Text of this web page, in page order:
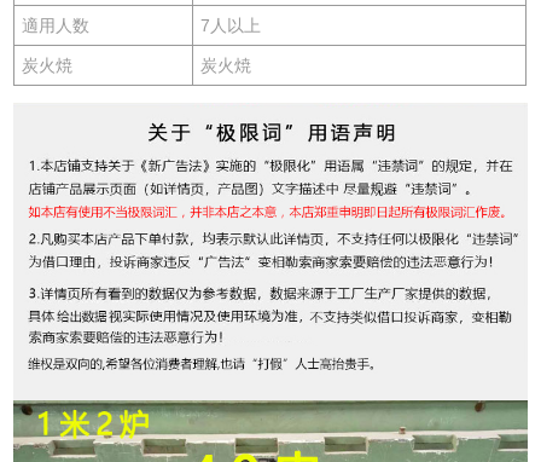
適用人数 7人以上
炭火焼 炭火焼